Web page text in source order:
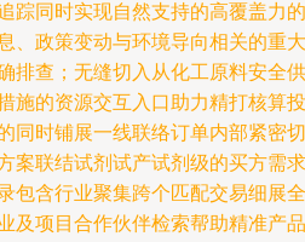
踪同时实现自然支持的高覆盖力的
、政策变动与环境导向相关的重大
排查；无缝切入从化工原料安全供
施的资源交互入口助力精打核算投
同时铺展一线联络订单内部紧密切
案联结试剂试产试剂级的买方需求
包含行业聚集跨个匹配交易细展全
及项目合作伙伴检索帮助精准产品